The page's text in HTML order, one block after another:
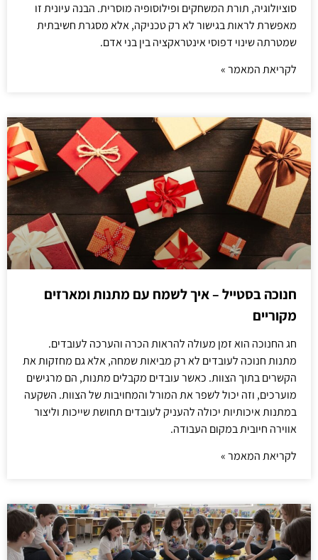
סוציולוגיה, תורת המשחקים ופילוסופיה מוסרית. הבנה עיונית זו
מאפשרת לראות בגישור לא רק טכניקה, אלא מסגרת חשיבתית
שמטרתה שינוי דפוסי אינטראקציה בין בני אדם.
לקריאת המאמר »
חנוכה בסטייל – איך לשמח עם מתנות ומארזים
מקוריים
חג החנוכה הוא זמן מעולה להראות הכרה והערכה לעובדים.
מתנות חנוכה לעובדים לא רק מביאות שמחה, אלא גם מחזקות את
הקשרים בתוך הצוות. כאשר עובדים מקבלים מתנות, הם מרגישים
מוערכים, וזה יכול לשפר את המורל והמחויבות של הצוות. השקעה
במתנות איכותיות יכולה להעניק לעובדים תחושת שייכות וליצור
אווירה חיובית במקום העבודה.
לקריאת המאמר »